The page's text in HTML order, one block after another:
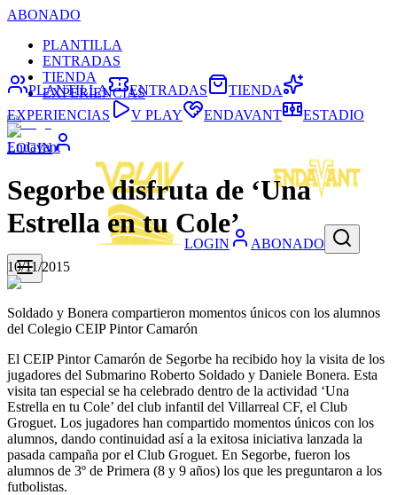
ABONADO
PLANTILLA
ENTRADAS
TIENDA
EXPERIENCIAS
LOGIN
LOGIN ABONADO
PLANTILLA ENTRADAS
TIENDA
EXPERIENCIAS
V PLAY ENDAVANT ESTADIO
Endavant
Segorbe disfruta de ‘Una
Estrella en tu Cole’
10/11/2015
Soldado y Bonera compartieron momentos únicos con los alumnos
del Colegio CEIP Pintor Camarón
El CEIP Pintor Camarón de Segorbe ha recibido hoy la visita de los
jugadores del Submarino Roberto Soldado y Daniele Bonera. Esta
visita tan especial se ha celebrado dentro de la actividad ‘Una
Estrella en tu Cole’ del club infantil del Villarreal CF, el Club
Groguet. Los jugadores han compartido momentos únicos con los
alumnos, dando continuidad así a la exitosa iniciativa lanzada la
pasada campaña por el Club Groguet. En Segorbe, fueron los
alumnos de 3º de Primera (8 y 9 años) los que les preguntaron a los
futbolistas.